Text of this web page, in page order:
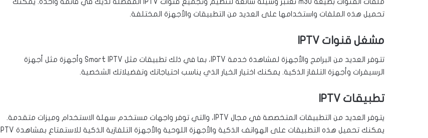
تحميل هذه الملفات واستخدامها على العديد من التطبيقات والأجهزة المختلفة.
مشغل قنوات IPTV
تتوفر العديد من البرامج والأجهزة لمشاهدة خدمة IPTV، بما في ذلك تطبيقات مثل Smart IPTV وأجهزة مثل أجهزة
الرسيفرات وأجهزة التلفاز الذكية. يمكنك اختيار الخيار الذي يناسب احتياجاتك وتفضيلاتك الشخصية.
تطبيقات IPTV
يتوفر العديد من التطبيقات المتخصصة في مجال IPTV، والتي توفر واجهات مستخدم سهلة الاستخدام وميزات متقدمة.
يمكنك تحميل هذه التطبيقات على الهواتف الذكية والأجهزة اللوحية والأجهزة التلفازية الذكية للاستمتاع بمشاهدة IPTV